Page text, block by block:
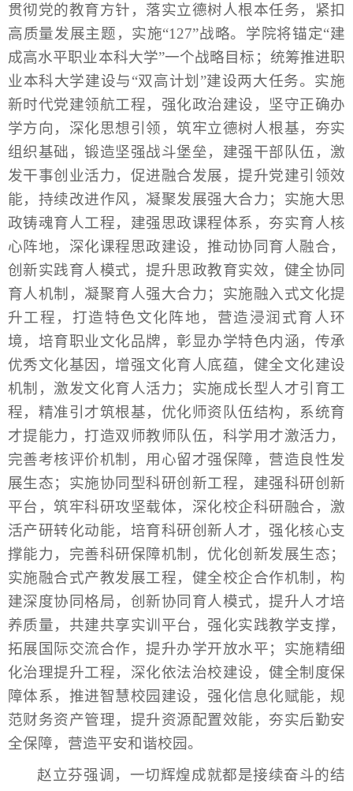
贯彻党的教育方针，落实立德树人根本任务，紧扣
高质量发展主题，实施“127”战略。学院将锚定“建
成高水平职业本科大学”一个战略目标；统筹推进职
业本科大学建设与“双高计划”建设两大任务。实施
新时代党建领航工程，强化政治建设，坚守正确办
学方向，深化思想引领，筑牢立德树人根基，夯实
组织基础，锻造坚强战斗堡垒，建强干部队伍，激
发干事创业活力，促进融合发展，提升党建引领效
能，持续改进作风，凝聚发展强大合力；实施大思
政铸魂育人工程，建强思政课程体系，夯实育人核
心阵地，深化课程思政建设，推动协同育人融合，
创新实践育人模式，提升思政教育实效，健全协同
育人机制，凝聚育人强大合力；实施融入式文化提
升工程，打造特色文化阵地，营造浸润式育人环
境，培育职业文化品牌，彰显办学特色内涵，传承
优秀文化基因，增强文化育人底蕴，健全文化建设
机制，激发文化育人活力；实施成长型人才引育工
程，精准引才筑根基，优化师资队伍结构，系统育
才提能力，打造双师教师队伍，科学用才激活力，
完善考核评价机制，用心留才强保障，营造良性发
展生态；实施协同型科研创新工程，建强科研创新
平台，筑牢科研攻坚载体，深化校企科研融合，激
活产研转化动能，培育科研创新人才，强化核心支
撑能力，完善科研保障机制，优化创新发展生态；
实施融合式产教发展工程，健全校企合作机制，构
建深度协同格局，创新协同育人模式，提升人才培
养质量，共建共享实训平台，强化实践教学支撑，
拓展国际交流合作，提升办学开放水平；实施精细
化治理提升工程，深化依法治校建设，健全制度保
障体系，推进智慧校园建设，强化信息化赋能，规
范财务资产管理，提升资源配置效能，夯实后勤安
全保障，营造平安和谐校园。
赵立芬强调，一切辉煌成就都是接续奋斗的结